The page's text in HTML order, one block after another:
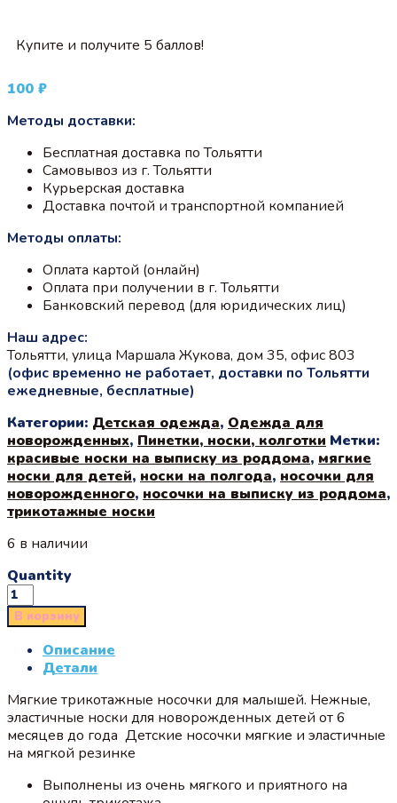
Купите и получите 5 баллов!
100 ₽
Методы доставки:
Бесплатная доставка по Тольятти
Самовывоз из г. Тольятти
Курьерская доставка
Доставка почтой и транспортной компанией
Методы оплаты:
Оплата картой (онлайн)
Оплата при получении в г. Тольятти
Банковский перевод (для юридических лиц)
Наш адрес:
Тольятти, улица Маршала Жукова, дом 35, офис 803
(офис временно не работает, доставки по Тольятти
ежедневные, бесплатные)
Категории: Детская одежда, Одежда для
новорожденных, Пинетки, носки, колготки Метки:
красивые носки на выписку из роддома, мягкие
носки для детей, носки на полгода, носочки для
новорожденного, носочки на выписку из роддома,
трикотажные носки
6 в наличии
Quantity
В корзину
Описание
Детали
Мягкие трикотажные носочки для малышей. Нежные,
эластичные носки для новорожденных детей от 6
месяцев до года Детские носочки мягкие и эластичные
на мягкой резинке
Выполнены из очень мягкого и приятного на